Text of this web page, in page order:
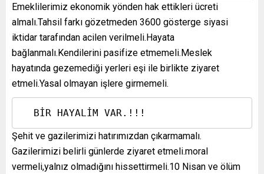
Emeklilerimiz ekonomik yönden hak ettikleri ücreti
almalı.Tahsil farkı gözetmeden 3600 gösterge siyasi
iktidar tarafından acilen verilmeli.Hayata
bağlanmalı.Kendilerini pasifize etmemeli.Meslek
hayatında gezemediği yerleri eşi ile birlikte ziyaret
etmeli.Yasal olmayan işlere girmemeli.
  BİR HAYALİM VAR.!!!
Şehit ve gazilerimizi hatırımızdan çıkarmamalı.
Gazilerimizi belirli günlerde ziyaret etmeli.moral
vermeli,yalnız olmadığını hissettirmeli.10 Nisan ve ölüm